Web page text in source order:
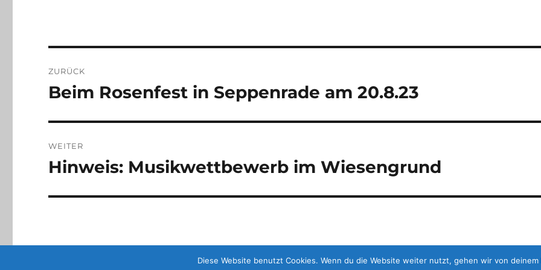
ZURÜCK
Vorheriger
Beim Rosenfest in Seppenrade am 20.8.23
WEITER
Nächster
Hinweis: Musikwettbewerb im Wiesengrund
Diese Website benutzt Cookies. Wenn du die Website weiter nutzt, gehen wir von deinem